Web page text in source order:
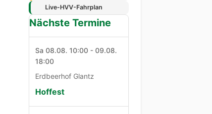
Live-HVV-Fahrplan
Nächste Termine
Sa 08.08. 10:00 - 09.08.
18:00
Erdbeerhof Glantz
Hoffest